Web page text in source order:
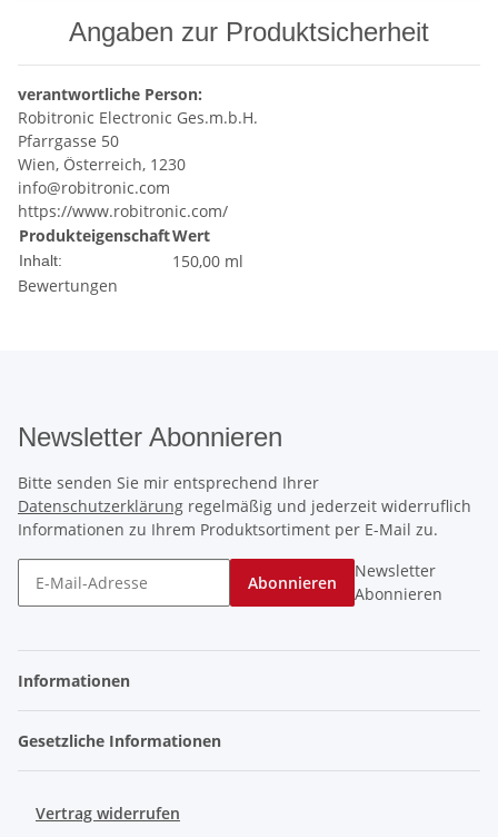
Angaben zur Produktsicherheit
verantwortliche Person:
Robitronic Electronic Ges.m.b.H.
Pfarrgasse 50
Wien, Österreich, 1230
info@robitronic.com
https://www.robitronic.com/
ProdukteigenschaftWert
Inhalt:
150,00 ml
Bewertungen
Newsletter Abonnieren
Bitte senden Sie mir entsprechend Ihrer
Datenschutzerklärung regelmäßig und jederzeit widerruflich
Informationen zu Ihrem Produktsortiment per E-Mail zu.
Abonnieren
Newsletter
Abonnieren
Informationen
Gesetzliche Informationen
Vertrag widerrufen